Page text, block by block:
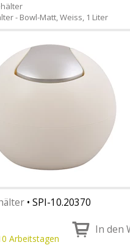
- Bowl-Matt, Weiss, 1 Liter
• SPI-10.20370
Arbeitstagen
In den